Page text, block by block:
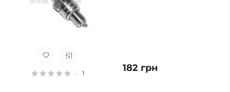
1 182 грн